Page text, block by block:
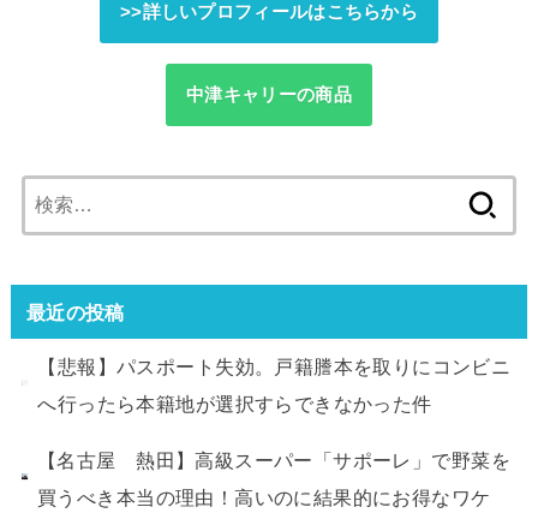
>>詳しいプロフィールはこちらから
中津キャリーの商品
索:
最近の投稿
【悲報】パスポート失効。戸籍謄本を取りにコンビニ
へ行ったら本籍地が選択すらできなかった件
【名古屋 熱田】高級スーパー「サポーレ」で野菜を
買うべき本当の理由！高いのに結果的にお得なワケ